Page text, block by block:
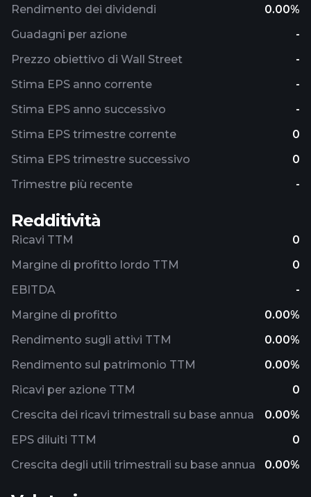
Rendimento dei dividendi
0.00%
Guadagni per azione
-
Prezzo obiettivo di Wall Street
-
Stima EPS anno corrente
-
Stima EPS anno successivo
-
Stima EPS trimestre corrente
0
Stima EPS trimestre successivo
0
Trimestre più recente
-
Redditività
Ricavi TTM
0
Margine di profitto lordo TTM
0
EBITDA
-
Margine di profitto
0.00%
Rendimento sugli attivi TTM
0.00%
Rendimento sul patrimonio TTM
0.00%
Ricavi per azione TTM
0
Crescita dei ricavi trimestrali su base annua
0.00%
EPS diluiti TTM
0
Crescita degli utili trimestrali su base annua
0.00%